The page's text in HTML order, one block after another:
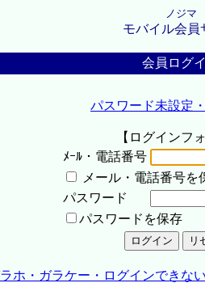
ノジマ
モバイル会員
会員ログ
パスワード未設定
【ログインフ
ﾒｰﾙ・電話番号
メール・電話番号を
パスワード
パスワードを保存
ホ・ガラケー・ログインできな